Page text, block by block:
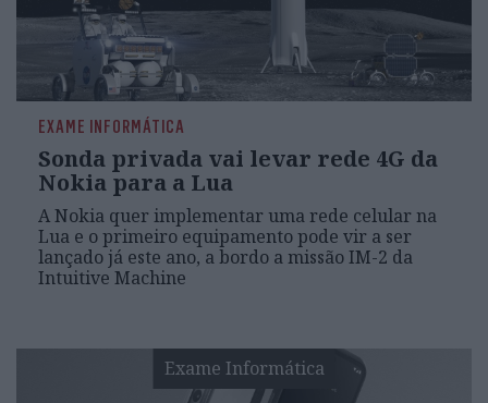
EXAME INFORMÁTICA
Sonda privada vai levar rede 4G da
Nokia para a Lua
A Nokia quer implementar uma rede celular na
Lua e o primeiro equipamento pode vir a ser
lançado já este ano, a bordo a missão IM-2 da
Intuitive Machine
Exame Informática